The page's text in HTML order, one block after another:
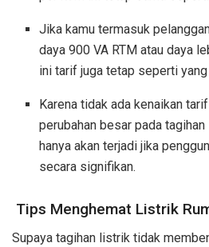
Jika kamu termasuk
daya 900 VA RTM atau daya
ini tarif juga tetap seperti
Karena tidak ada kenaikan
perubahan besar pada
hanya akan terjadi jika
secara signifikan.
Tips Menghemat Listrik
Supaya tagihan listrik tidak